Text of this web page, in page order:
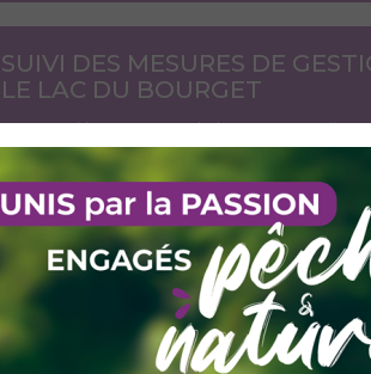
SUIVI DES MESURES DE
LE LAC DU BOURGET
Pourquoi les captures de lavarets ont-elles
une population record dans le lac du
Voir l'actu
FÊTE DÉPARTEMENTALE DE
Samedi 30 mai, dimanche 31 mai et samedi
venez découvrir la pêche en famille sur un